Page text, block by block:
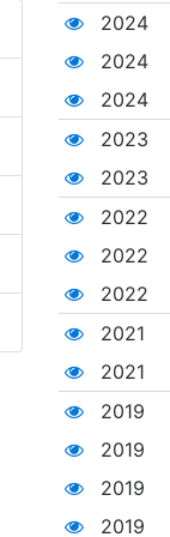
2024
2024
2024
2023
2023
2022
2022
2022
2021
2021
2019
2019
2019
2019